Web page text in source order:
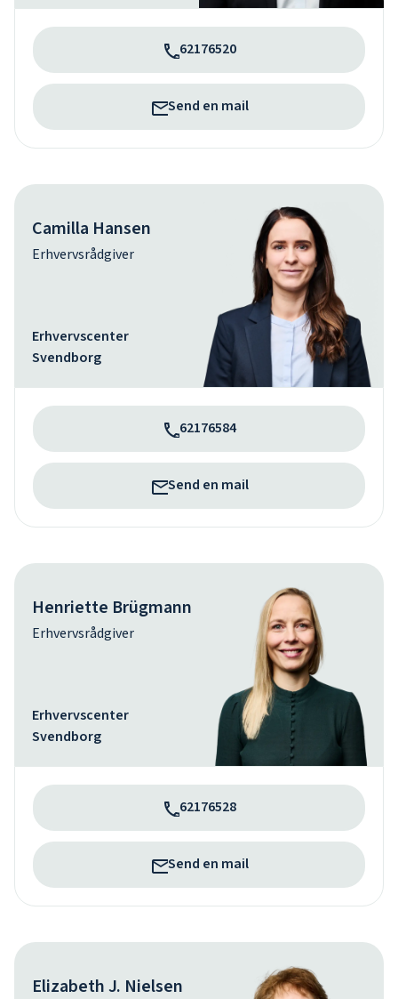
62176520
Send en mail
Camilla Hansen
Erhvervsrådgiver
Erhvervscenter
Svendborg
62176584
Send en mail
Henriette Brügmann
Erhvervsrådgiver
Erhvervscenter
Svendborg
62176528
Send en mail
Elizabeth J. Nielsen